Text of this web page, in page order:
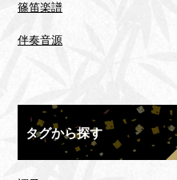
篠笛楽譜
伴奏音源
タグから探す